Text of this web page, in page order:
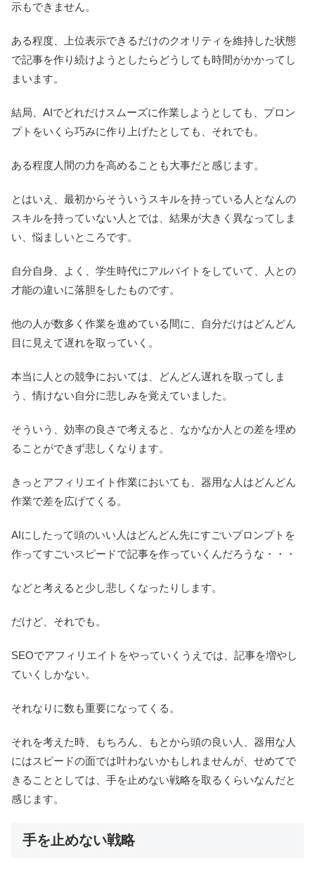
示もできません。
ある程度、上位表示できるだけのクオリティを維持した状態
で記事を作り続けようとしたらどうしても時間がかかってし
まいます。
結局、AIでどれだけスムーズに作業しようとしても、プロン
プトをいくら巧みに作り上げたとしても、それでも。
ある程度人間の力を高めることも大事だと感じます。
とはいえ、最初からそういうスキルを持っている人となんの
スキルを持っていない人とでは、結果が大きく異なってしま
い、悩ましいところです。
自分自身、よく、学生時代にアルバイトをしていて、人との
才能の違いに落胆をしたものです。
他の人が数多く作業を進めている間に、自分だけはどんどん
目に見えて遅れを取っていく。
本当に人との競争においては、どんどん遅れを取ってしま
う、情けない自分に悲しみを覚えていました。
そういう、効率の良さで考えると、なかなか人との差を埋め
ることができず悲しくなります。
きっとアフィリエイト作業においても、器用な人はどんどん
作業で差を広げてくる。
AIにしたって頭のいい人はどんどん先にすごいプロンプトを
作ってすごいスピードで記事を作っていくんだろうな・・・
などと考えると少し悲しくなったりします。
だけど、それでも。
SEOでアフィリエイトをやっていくうえでは、記事を増やし
ていくしかない。
それなりに数も重要になってくる。
それを考えた時、もちろん、もとから頭の良い人、器用な人
にはスピードの面では叶わないかもしれませんが、せめてで
きることとしては、手を止めない戦略を取るくらいなんだと
感じます。
手を止めない戦略